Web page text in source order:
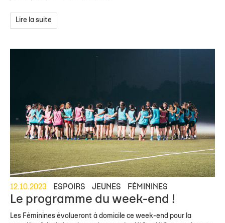
Lire la suite
12.10.2023 ESPOIRS JEUNES FÉMININES
Le programme du week-end !
Les Féminines évolueront à domicile ce week-end pour la